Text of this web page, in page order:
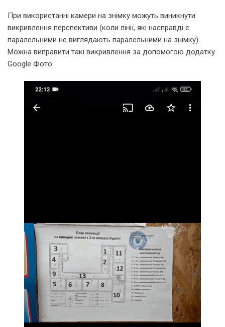
При використанні камери на знімку можуть виникнути
викривлення перспективи (коли лінії, які насправді є
паралельними не виглядають паралельними на знімку).
Можна виправити такі викривлення за допомогою додатку
Google Фото.